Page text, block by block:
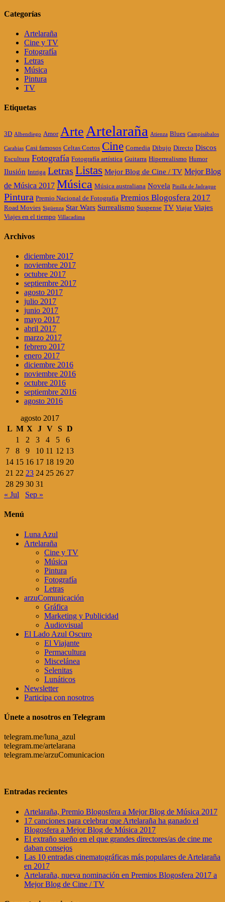
Categorías
Artelaraña
Cine y TV
Fotografía
Letras
Música
Pintura
TV
Etiquetas
3D Albendiego Amor ArteArtelaraña Atienza Blues Campisábalos
Carabias Casi famosos Celtas Cortos Cine Comedia Dibujo Directo Discos
Escultura Fotografía Fotografía artística Guitarra Hiperrealismo Humor
Ilusión Intriga Letras Listas Mejor Blog de Cine / TV Mejor Blog
de Música 2017 Música Música australiana Novela Pinilla de Jadraque
Pintura Premio Nacional de Fotografía Premios Blogosfera 2017
Road Movies Sigüenza Star Wars Surrealismo Suspense TV Viajar Viajes
Viajes en el tiempo Villacadima
Archivos
diciembre 2017
noviembre 2017
octubre 2017
septiembre 2017
agosto 2017
julio 2017
junio 2017
mayo 2017
abril 2017
marzo 2017
febrero 2017
enero 2017
diciembre 2016
noviembre 2016
octubre 2016
septiembre 2016
agosto 2016
agosto 2017
L M X J V S D
1
2 3 4 5
6
7
8 9 10 11 12 13
14 15 16 17 18 19 20
21 22 23 24 25 26 27
28 29 30 31
« Jul
Sep »
Menú
Luna Azul
Artelaraña
Cine y TV
Música
Pintura
Fotografía
Letras
arzuComunicación
Gráfica
Marketing y Publicidad
Audiovisual
El Lado Azul Oscuro
El Viajante
Permacultura
Miscelánea
Selenitas
Lunáticos
Newsletter
Participa con nosotros
Únete a nosotros en Telegram
telegram.me/luna_azul
telegram.me/artelarana
telegram.me/arzuComunicacion
Entradas recientes
Artelaraña, Premio Blogosfera a Mejor Blog de Música 2017
17 canciones para celebrar que Artelaraña ha ganado el
Blogosfera a Mejor Blog de Música 2017
El extraño sueño en el que grandes directores/as de cine me
daban consejos
Las 10 entradas cinematográficas más populares de Artelaraña
en 2017
Artelaraña, nueva nominación en Premios Blogosfera 2017 a
Mejor Blog de Cine / TV